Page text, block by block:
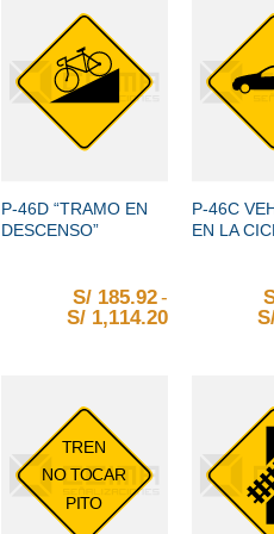
S/ 185.92 hasta S/ 1,114.20
de precios: desde S/
P-46D “TRAMO EN
DESCENSO”
S/ 185.92-
S/ 1,114.20 Rango de
P-46C
EN LA